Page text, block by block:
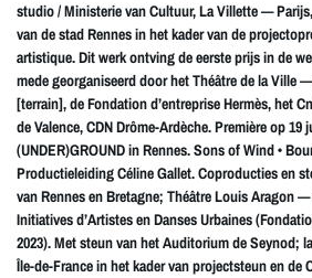
studio / Ministerie van Cultuur, La Villette —
van de stad Rennes in het kader van de
artistique. Dit werk ontving de eerste prijs in de
mede georganiseerd door het Théâtre de la Ville
[terrain], de Fondation d’entreprise Hermès, het
de Valence, CDN Drôme-Ardèche. Première op 19
(UNDER)GROUND in Rennes. Sons of Wind •
Productieleiding Céline Gallet. Coproducties en
van Rennes en Bretagne; Théâtre Louis Aragon
Initiatives d’Artistes en Danses Urbaines
2023). Met steun van het Auditorium de Seynod;
Île-de-France in het kader van projectsteun en de